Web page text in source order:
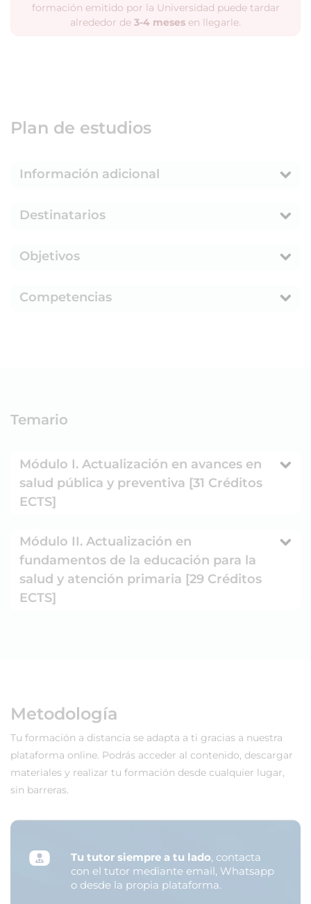
formación emitido por la Universidad puede tardar
alrededor de 3-4 meses en llegarle.
Plan de estudios
Información adicional
Destinatarios
Objetivos
Competencias
Temario
Módulo I. Actualización en avances en
salud pública y preventiva [31 Créditos
ECTS]
Módulo II. Actualización en
fundamentos de la educación para la
salud y atención primaria [29 Créditos
ECTS]
Metodología
Tu formación a distancia se adapta a ti gracias a nuestra
plataforma online. Podrás acceder al contenido, descargar
materiales y realizar tu formación desde cualquier lugar,
sin barreras.
Tu tutor siempre a tu lado, contacta
con el tutor mediante email, Whatsapp
o desde la propia plataforma.